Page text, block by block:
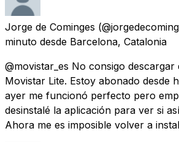
Jorge de Cominges
minuto desde Barcelona, Catalonia
@movistar_es No consigo descargar
Movistar Lite. Estoy abonado desde
ayer me funcionó perfecto pero
desinstalé la aplicación para ver si
Ahora me es imposible volver a